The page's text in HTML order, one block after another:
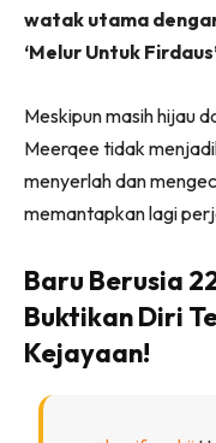
watak utama
‘Melur Untuk
Meskipun masih hijau
Meerqee tidak
menyerlah dan
memantapkan lagi
Baru Berusia
Buktikan Diri
Kejayaan!